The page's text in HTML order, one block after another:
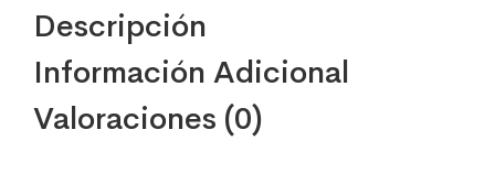
Descripción
Información Adicional
Valoraciones (0)